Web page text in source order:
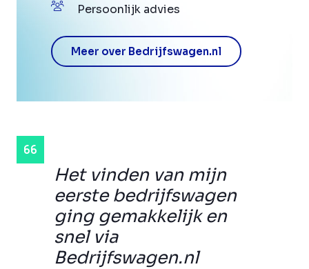
Het vinden van mijn
eerste bedrijfswagen
ging gemakkelijk en
snel via
Bedrijfswagen.nl
Persoonlijk advies
Meer over Bedrijfswagen.nl